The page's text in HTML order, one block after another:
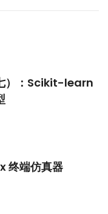
）：Scikit-learn
终端仿真器